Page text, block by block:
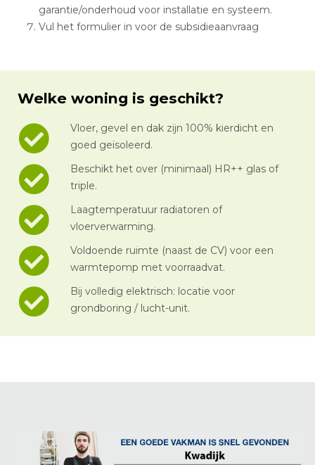
garantie/onderhoud voor installatie en systeem.
Vul het formulier in voor de subsidieaanvraag
Welke woning is geschikt?
Vloer, gevel en dak zijn 100% kierdicht en
goed geïsoleerd.
Beschikt het over (minimaal) HR++ glas of
triple.
Laagtemperatuur radiatoren of
vloerverwarming.
Voldoende ruimte (naast de CV) voor een
warmtepomp met voorraadvat.
Bij volledig elektrisch: locatie voor
grondboring / lucht-unit.